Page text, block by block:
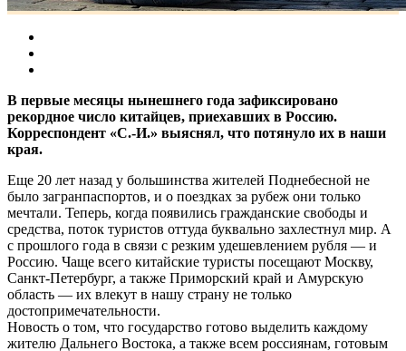
В первые месяцы нынешнего года зафиксировано
рекордное число китайцев, приехавших в Россию.
Корреспондент «С.-И.» выяснял, что потянуло их в наши
края.
Еще 20 лет назад у большинства жителей Поднебесной не
было загранпаспортов, и о поездках за рубеж они только
мечтали. Теперь, когда появились гражданские свободы и
средства, поток туристов оттуда буквально захлестнул мир. А
с прошлого года в связи с резким удешевлением рубля — и
Россию. Чаще всего китайские туристы посещают Москву,
Санкт-Петербург, а также Приморский край и Амурскую
область — их влекут в нашу страну не только
достопримечательности.
Новость о том, что государство готово выделить каждому
жителю Дальнего Востока, а также всем россиянам, готовым